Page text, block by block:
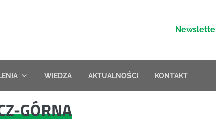
WIEDZA AKTUALNOŚCI KONTAKT
GÓRNA